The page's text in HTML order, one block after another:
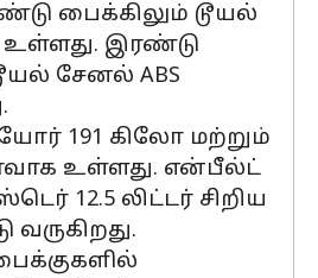
பைக்கிலும் டூயல்
உள்ளது. இரண்டு
சேனல் ABS
191 கிலோ மற்றும்
உள்ளது. என்பீல்ட்
12.5 லிட்டர் சிறிய